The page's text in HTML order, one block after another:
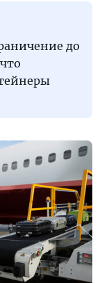
до